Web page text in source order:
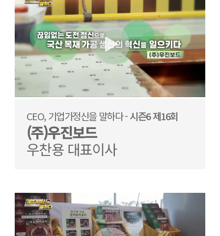
CEO, 기업가정신을 말하다 -시즌6 제16회
(주)우진보드
우찬용 대표이사